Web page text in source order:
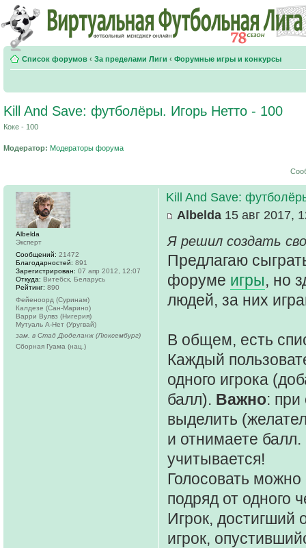
Список форумов ‹ За пределами Лиги ‹ Форумные игры и конкурсы
Kill And Save: футболёры. Игорь Нетто - 100
Коке - 100
Модератор: Модераторы форума
Kill And Save:
Albelda 15 авг 2017,
Я решил создать
Предлагаю
форуме игры, но
людей, за них
В общем, есть
Каждый
одного игрока
балл). Важно:
выделить
и отнимаете
учитывается!
Голосовать можно
подряд от одного
Игрок, достигший
игрок,
Albelda
Эксперт
Сообщений: 21472
Благодарностей: 891
Зарегистрирован: 07 апр 2012, 12:07
Откуда: Витебск, Беларусь
Рейтинг: 890
Фейеноорд (Суринам)
Калдезе (Сан-Марино)
Варри Вулвз (Нигерия)
Мутуаль А-Нет (Уругвай)
зам. в Стад Дюделанж (Люксембург)
Сборная Гуама (нац.)